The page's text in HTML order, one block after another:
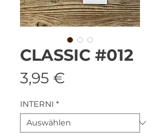
CLASSIC #012
3,95 €
INTERNI *